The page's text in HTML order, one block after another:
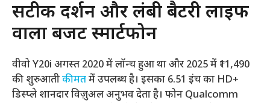
सटीक प्रदर्शन और लंबी बैटरी लाइफ
वाला बजट स्मार्टफोन
वीवो Y20i अगस्त 2020 में लॉन्च हुआ था और 2025 में ₹11,490
की शुरुआतीकीमतमें उपलब्ध है। इसका 6.51 इंच का HD+
डिस्प्ले शानदार विज़ुअल अनुभव देता है। फोन Qualcomm